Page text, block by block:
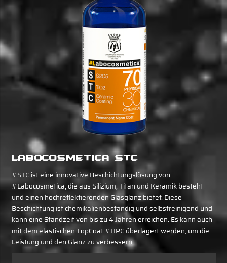
Labocosmetica STC
#STC ist eine innovative Beschichtungslösung von
#Labocosmetica, die aus Silizium, Titan und Keramik besteht
und einen hochreflektierenden Glasglanz bietet. Diese
Beschichtung ist chemikalienbeständig und selbstreinigend und
kann eine Standzeit von bis zu 4 Jahren erreichen. Es kann auch
mit dem elastischen TopCoat #HPC überlagert werden, um die
Leistung und den Glanz zu verbessern.